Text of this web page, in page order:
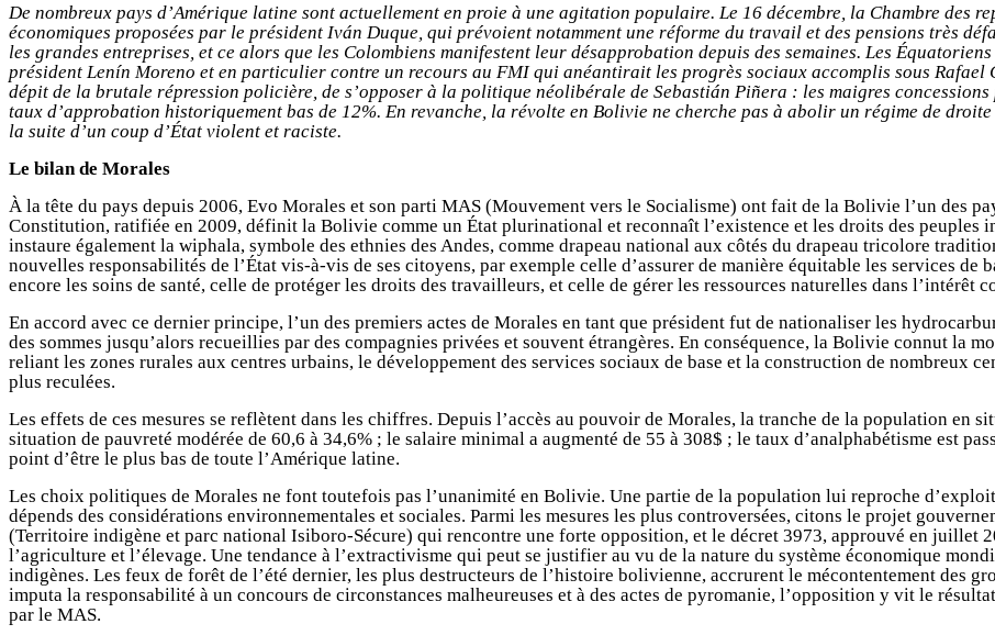
De nombreux pays d’Amérique latine sont actuellement en proie à une agitation populaire. Le 16 décembre, la Chambre des
économiques proposées par le président Iván Duque, qui prévoient notamment une réforme du travail et des pensions très
les grandes entreprises, et ce alors que les Colombiens manifestent leur désapprobation depuis des semaines. Les
président Lenín Moreno et en particulier contre un recours au FMI qui anéantirait les progrès sociaux accomplis sous Rafael
dépit de la brutale répression policière, de s’opposer à la politique néolibérale de Sebastián Piñera : les maigres
taux d’approbation historiquement bas de 12%. En revanche, la révolte en Bolivie ne cherche pas à abolir un régime de
la suite d’un coup d’État violent et raciste.
Le bilan de Morales
À la tête du pays depuis 2006, Evo Morales et son parti MAS (Mouvement vers le Socialisme) ont fait de la Bolivie l’un des
Constitution, ratifiée en 2009, définit la Bolivie comme un État plurinational et reconnaît l’existence et les droits des peuples
instaure également la wiphala, symbole des ethnies des Andes, comme drapeau national aux côtés du drapeau tricolore
nouvelles responsabilités de l’État vis-à-vis de ses citoyens, par exemple celle d’assurer de manière équitable les services de
encore les soins de santé, celle de protéger les droits des travailleurs, et celle de gérer les ressources naturelles dans l’intérêt
En accord avec ce dernier principe, l’un des premiers actes de Morales en tant que président fut de nationaliser les
des sommes jusqu’alors recueillies par des compagnies privées et souvent étrangères. En conséquence, la Bolivie connut la
reliant les zones rurales aux centres urbains, le développement des services sociaux de base et la construction de nombreux
plus reculées.
Les effets de ces mesures se reflètent dans les chiffres. Depuis l’accès au pouvoir de Morales, la tranche de la population en
situation de pauvreté modérée de 60,6 à 34,6% ; le salaire minimal a augmenté de 55 à 308$ ; le taux d’analphabétisme est
point d’être le plus bas de toute l’Amérique latine.
Les choix politiques de Morales ne font toutefois pas l’unanimité en Bolivie. Une partie de la population lui reproche
dépends des considérations environnementales et sociales. Parmi les mesures les plus controversées, citons le projet
(Territoire indigène et parc national Isiboro-Sécure) qui rencontre une forte opposition, et le décret 3973, approuvé en juillet
l’agriculture et l’élevage. Une tendance à l’extractivisme qui peut se justifier au vu de la nature du système économique
indigènes. Les feux de forêt de l’été dernier, les plus destructeurs de l’histoire bolivienne, accrurent le mécontentement des
imputa la responsabilité à un concours de circonstances malheureuses et à des actes de pyromanie, l’opposition y vit le
par le MAS.